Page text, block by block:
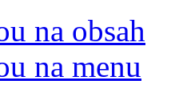
na obsah
na menu